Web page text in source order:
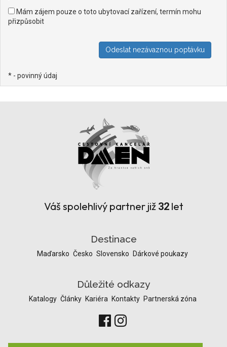
Mám zájem pouze o toto ubytovací zařízení, termín mohu
přizpůsobit
* - povinný údaj
Váš spolehlivý partner již 32let
Destinace
Maďarsko Česko Slovensko Dárkové poukazy
Důležité odkazy
Katalogy Články Kariéra Kontakty Partnerská zóna